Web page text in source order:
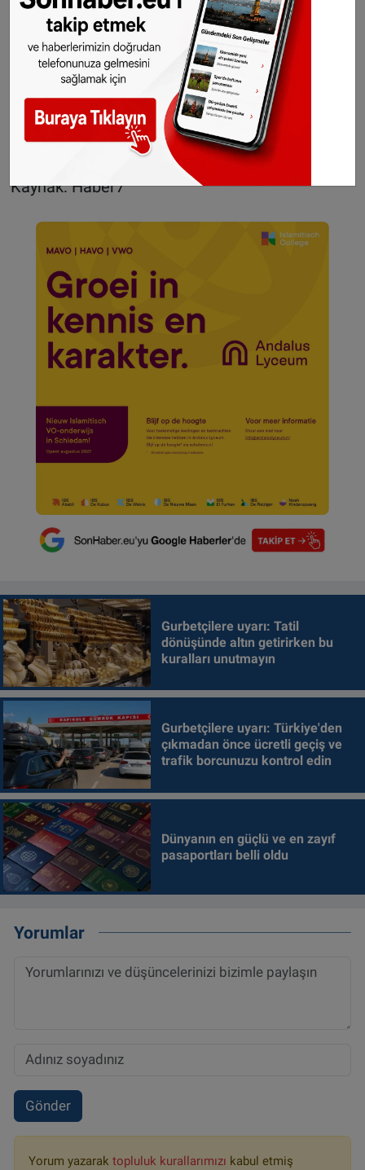
Kaynak: Haber7
Gurbetçilere uyarı: Tatil
dönüşünde altın getirirken bu
kuralları unutmayın
Gurbetçilere uyarı: Türkiye'den
çıkmadan önce ücretli geçiş ve
trafik borcunuzu kontrol edin
Dünyanın en güçlü ve en zayıf
pasaportları belli oldu
Yorumlar
Gönder
Yorum yazarak topluluk kurallarımızı kabul etmiş